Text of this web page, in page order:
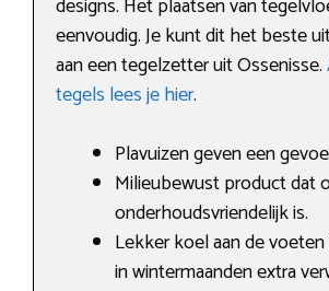
designs. Het plaatsen van
eenvoudig. Je kunt dit het beste
aan een tegelzetter uit Ossenisse.
tegels lees je hier.
Plavuizen geven een
Milieubewust product dat
onderhoudsvriendelijk is.
Lekker koel aan de
in wintermaanden extra